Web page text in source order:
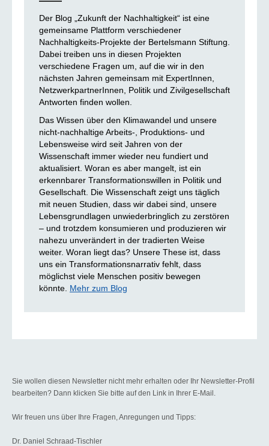
Der Blog „Zukunft der Nachhaltigkeit“ ist eine
gemeinsame Plattform verschiedener
Nachhaltigkeits-Projekte der Bertelsmann Stiftung.
Dabei treiben uns in diesen Projekten
verschiedene Fragen um, auf die wir in den
nächsten Jahren gemeinsam mit ExpertInnen,
NetzwerkpartnerInnen, Politik und Zivilgesellschaft
Antworten finden wollen.
Das Wissen über den Klimawandel und unsere
nicht-nachhaltige Arbeits-, Produktions- und
Lebensweise wird seit Jahren von der
Wissenschaft immer wieder neu fundiert und
aktualisiert. Woran es aber mangelt, ist ein
erkennbarer Transformationswillen in Politik und
Gesellschaft. Die Wissenschaft zeigt uns täglich
mit neuen Studien, dass wir dabei sind, unsere
Lebensgrundlagen unwiederbringlich zu zerstören
– und trotzdem konsumieren und produzieren wir
nahezu unverändert in der tradierten Weise
weiter. Woran liegt das? Unsere These ist, dass
uns ein Transformationsnarrativ fehlt, dass
möglichst viele Menschen positiv bewegen
könnte. Mehr zum Blog
Sie wollen diesen Newsletter nicht mehr erhalten oder Ihr Newsletter-Profil
bearbeiten? Dann klicken Sie bitte auf den Link in Ihrer E-Mail.
Wir freuen uns über Ihre Fragen, Anregungen und Tipps:
Dr. Daniel Schraad-Tischler